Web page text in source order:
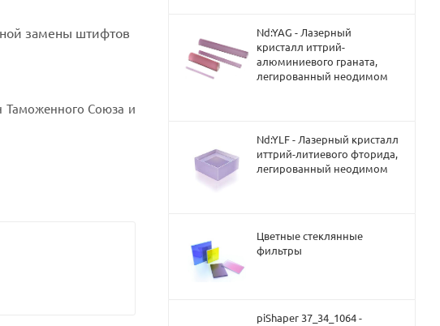
замены штифтов
Таможенного Союза и
Nd:YAG - Лазерный
кристалл иттрий-
алюминиевого граната,
легированный неодимом
Nd:YLF - Лазерный кристалл
иттрий-литиевого фторида,
легированный неодимом
Цветные стеклянные
фильтры
piShaper 37_34_1064 -